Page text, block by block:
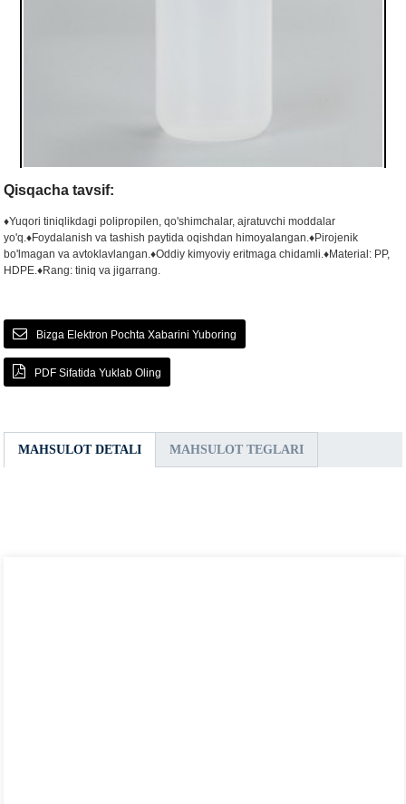
Qisqacha tavsif:
♦Yuqori tiniqlikdagi polipropilen, qo'shimchalar, ajratuvchi moddalar
yo'q.♦Foydalanish va tashish paytida oqishdan himoyalangan.♦Pirojenik
bo'lmagan va avtoklavlangan.♦Oddiy kimyoviy eritmaga chidamli.♦Material: PP,
HDPE.♦Rang: tiniq va jigarrang.
Bizga Elektron Pochta Xabarini Yuboring
PDF Sifatida Yuklab Oling
MAHSULOT DETALI MAHSULOT TEGLARI